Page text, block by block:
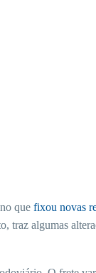
que fixou novas
traz algumas